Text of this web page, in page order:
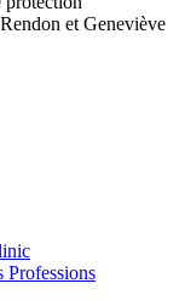
et Geneviève
Professions